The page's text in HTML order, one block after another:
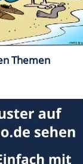
Themen